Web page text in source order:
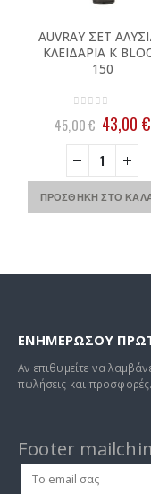
AUVRAY ΣΕΤ
ΚΛΕΙΔΑΡΙΑ K
150
45,00€ Original
price
was:
45,00 €.
43,00 €Η
ΠΡΟΣΘΉΚΗ ΣΤΟ
ΕΝΗΜΕΡΩΣΟΥ
Αν επιθυμείτε να
πωλήσεις και
Footer